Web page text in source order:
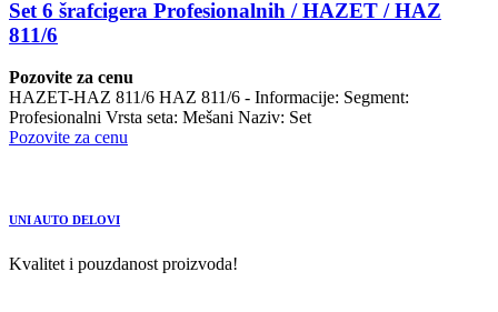
Set 6 šrafcigera Profesionalnih / HAZET / HAZ
811/6
Pozovite za cenu
HAZET-HAZ 811/6 HAZ 811/6 - Informacije: Segment:
Profesionalni Vrsta seta: Mešani Naziv: Set
Pozovite za cenu
UNI AUTO DELOVI
Kvalitet i pouzdanost proizvoda!